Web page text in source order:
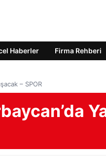
Haberler Firma Rehberi
– SPOR